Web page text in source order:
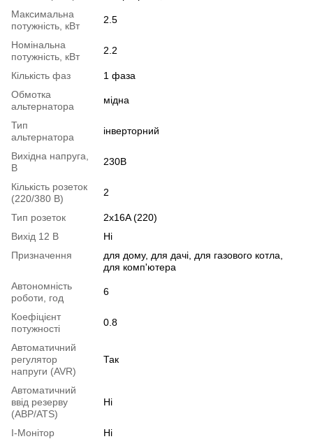
Максимальна
потужність, кВт
2.5
Номінальна
потужність, кВт
2.2
Кількість фаз
1 фаза
Обмотка
альтернатора
мідна
Тип
альтернатора
інверторний
Вихідна напруга,
В
230В
Кількість розеток
(220/380 В)
2
Тип розеток
2x16A (220)
Вихід 12 В
Ні
Призначення
для дому, для дачі, для газового котла,
для комп'ютера
Автономність
роботи, год
6
Коефіцієнт
потужності
0.8
Автоматичний
регулятор
напруги (AVR)
Так
Автоматичний
ввід резерву
(АВР/ATS)
Ні
I-Монітор
Ні